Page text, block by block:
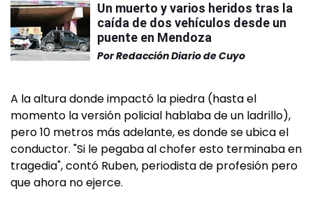
Un muerto y varios heridos tras la
caída de dos vehículos desde un
puente en Mendoza
PorRedacción Diario de Cuyo
A la altura donde impactó la piedra (hasta el
momento la versión policial hablaba de un ladrillo),
pero 10 metros más adelante, es donde se ubica el
conductor. "Si le pegaba al chofer esto terminaba en
tragedia", contó Ruben, periodista de profesión pero
que ahora no ejerce.